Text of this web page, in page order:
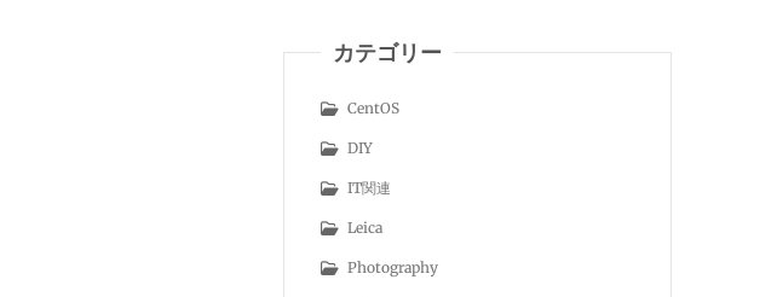
カテゴリー
CentOS
DIY
IT関連
Leica
Photography